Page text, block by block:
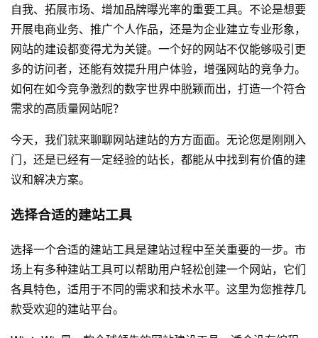
自我、拓展市场、增加品牌曝光率的重要工具。不论是想要
开展电商业务、推广个人作品，还是为企业建立专业形象，
网站的建设都变得尤为关键。一个好的网站不仅能够吸引更
多的访问者，还能有效提升用户体验，增强网站的竞争力。
如何在如今竞争激烈的数字世界中脱颖而出，打造一个符合
需求的高质量网站呢？
今天，我们就来聊聊网站建站的方方面面。无论您是刚刚入
门，还是已经有一定经验的站长，都能从中找到有价值的建
议和解决方案。
选择合适的建站工具
选择一个合适的建站工具是建站过程中至关重要的一步。市
场上有多种建站工具可以帮助用户轻松创建一个网站，它们
各具特色，适用于不同的需求和技术水平。这里为您推荐几
款受欢迎的建站平台。